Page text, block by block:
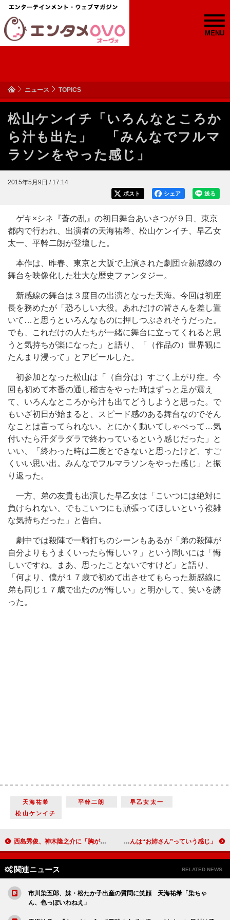
MENU
ニュース TOPICS
松山ケンイチ「いろんなところか
ら汁も出た」 「みんなでフルマ
ラソンをやった感じ」
2015年5月9日 / 17:14
送る
シェア
ポスト
ゲキ×シネ『蒼の乱』の初日舞台あいさつが９日、東京
都内で行われ、出演者の天海祐希、松山ケンイチ、早乙女
太一、平幹二朗が登壇した。
本作は、昨春、東京と大阪で上演された劇団☆新感線の
舞台を映像化した壮大な歴史ファンタジー。
新感線の舞台は３度目の出演となった天海。今回は初座
長を務めたが「恐ろしい大役。あれだけの皆さんを差し置
いて…と思うといろんなものに押しつぶされそうだった。
でも、これだけの人たちが一緒に舞台に立ってくれると思
うと気持ちが楽になった」と語り、「（作品の）世界観に
たんまり浸って」とアピールした。
初参加となった松山は「（自分は）すごく上がり症。今
回も初めて本番の通し稽古をやった時はずっと足が震え
て、いろんなところから汁も出てどうしようと思った。で
もいざ初日が始まると、スピード感のある舞台なのでそん
なことは言ってられない。とにかく動いてしゃべって…気
付いたら汗ダラダラで終わっているという感じだった」と
いい、「終わった時は二度とできないと思ったけど、すご
くいい思い出。みんなでフルマラソンをやった感じ」と振
り返った。
一方、弟の友貴も出演した早乙女は「こいつには絶対に
負けられない、でもこいつにも頑張ってほしいという複雑
な気持ちだった」と告白。
劇中では殺陣で一騎打ちのシーンもあるが「弟の殺陣が
自分よりもうまくいったら悔しい？」という問いには「悔
しいですね。まあ、思ったことないですけど」と語り、
「何より、僕が１７歳で初めて出させてもらった新感線に
弟も同じ１７歳で出たのが悔しい」と明かして、笑いを誘
った。
天海祐希 平幹二朗
早乙女太一
松山ケンイチ
西島秀俊、神木隆之介に「胸がざわついた」 神木「西島さんが本気でカッコつけているところを見たかった」 川口春奈、北川景子と探偵役で共演 川口「北川さんは“お姉さん”っていう感じ」
関連ニュース RELATED NEWS
市川染五郎、妹・松たか子出産の質問に笑顔 天海祐希「染ちゃ
ん、色っぽいわねえ」